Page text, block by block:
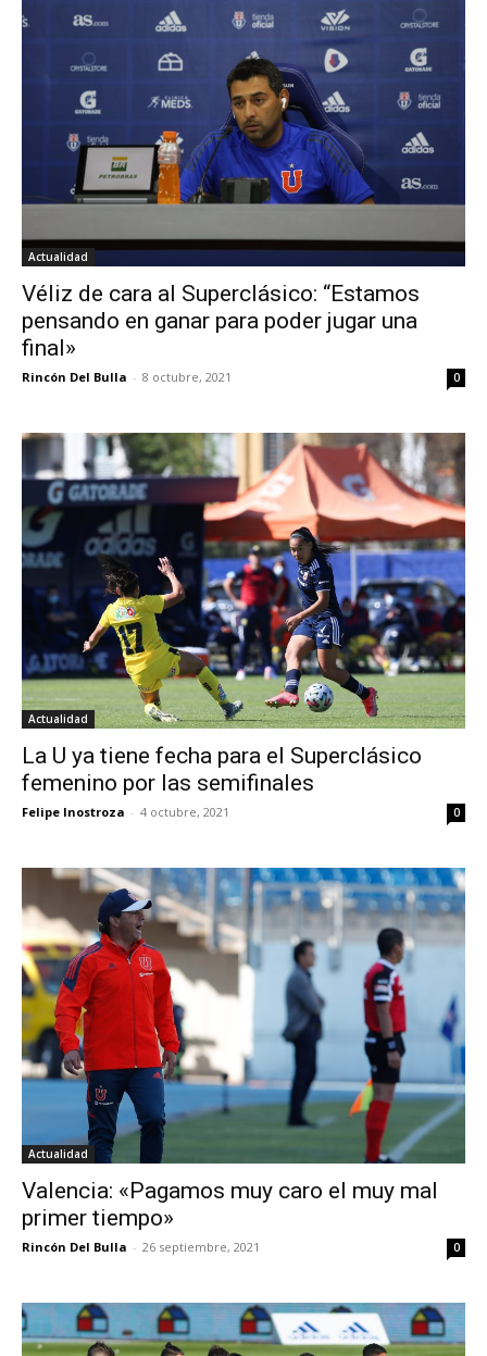
Actualidad
Véliz de cara al Superclásico: “Estamos
pensando en ganar para poder jugar una
final»
Rincón Del Bulla - 8 octubre, 2021 0
Actualidad
La U ya tiene fecha para el Superclásico
femenino por las semifinales
Felipe Inostroza - 4 octubre, 2021 0
Actualidad
Valencia: «Pagamos muy caro el muy mal
primer tiempo»
Rincón Del Bulla - 26 septiembre, 2021 0